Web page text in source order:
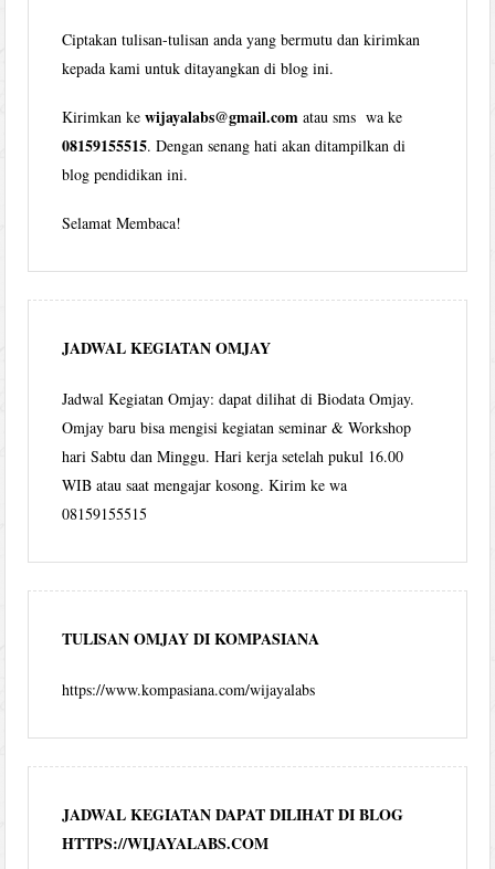
Ciptakan tulisan-tulisan anda yang bermutu dan kirimkan
kepada kami untuk ditayangkan di blog ini.
Kirimkan kewijayalabs@gmail.com atau sms wa ke
08159155515. Dengan senang hati akan ditampilkan di
blog pendidikan ini.
Selamat Membaca!
JADWAL KEGIATAN OMJAY
Jadwal Kegiatan Omjay: dapat dilihat di Biodata Omjay.
Omjay baru bisa mengisi kegiatan seminar & Workshop
hari Sabtu dan Minggu. Hari kerja setelah pukul 16.00
WIB atau saat mengajar kosong. Kirim ke wa
08159155515
TULISAN OMJAY DI KOMPASIANA
https://www.kompasiana.com/wijayalabs
JADWAL KEGIATAN DAPAT DILIHAT DI BLOG
HTTPS://WIJAYALABS.COM